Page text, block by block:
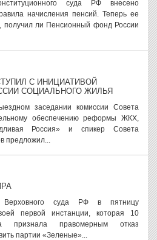
суда РФ внесено
начисления пенсий. Теперь ее
получил ли Пенсионный фонд России
С ИНИЦИАТИВОЙ
СОЦИАЛЬНОГО ЖИЛЬЯ
заседании комиссии Совета
обеспечению реформы ЖКХ,
Россия» и спикер Совета
предложил...
Верховного суда РФ в пятницу
первой инстанции, которая 10
признала правомерным отказ
партии «Зеленые»...